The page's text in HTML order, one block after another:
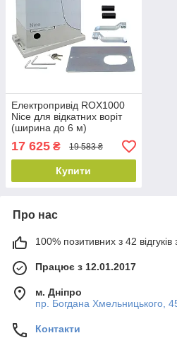
Електропривід ROX1000
Nice для відкатних воріт
(ширина до 6 м)
17 625 ₴ 19 583 ₴
Купити
Про нас
100% позитивних з 42 відгуків
Працює з 12.01.2017
м. Дніпро
пр. Богдана Хмельницького,
Контакти